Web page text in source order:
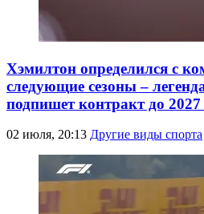
Хэмилтон определился с
следующие сезоны –
подпишет контракт до 2027
02 июля, 20:13 Другие виды спорта